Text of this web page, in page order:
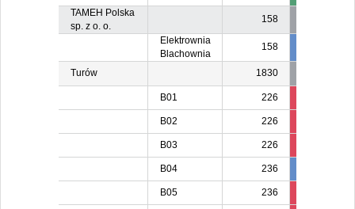
TAMEH Polska
sp. z o. o.
158
Elektrownia
Blachownia
158
Turów 1830
B01 226
B02 226
B03 226
B04 236
B05 236